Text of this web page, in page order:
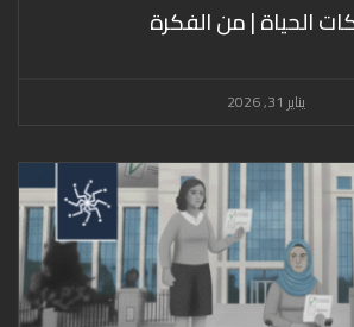
الحياة | من الفكرة
يناير 31, 2026